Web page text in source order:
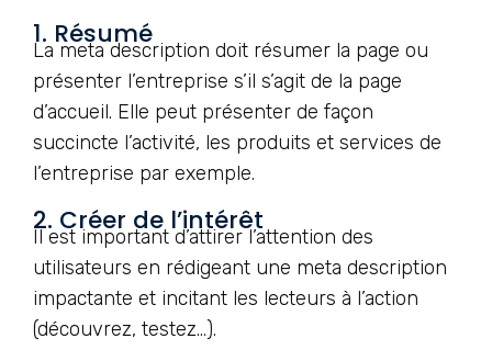
1. Résumé
La meta description doit résumer la page ou
présenter l’entreprise s’il s’agit de la page
d’accueil. Elle peut présenter de façon
succincte l’activité, les produits et services de
l’entreprise par exemple.
2. Créer de l’intérêt
Il est important d’attirer l’attention des
utilisateurs en rédigeant une meta description
impactante et incitant les lecteurs à l’action
(découvrez, testez…).